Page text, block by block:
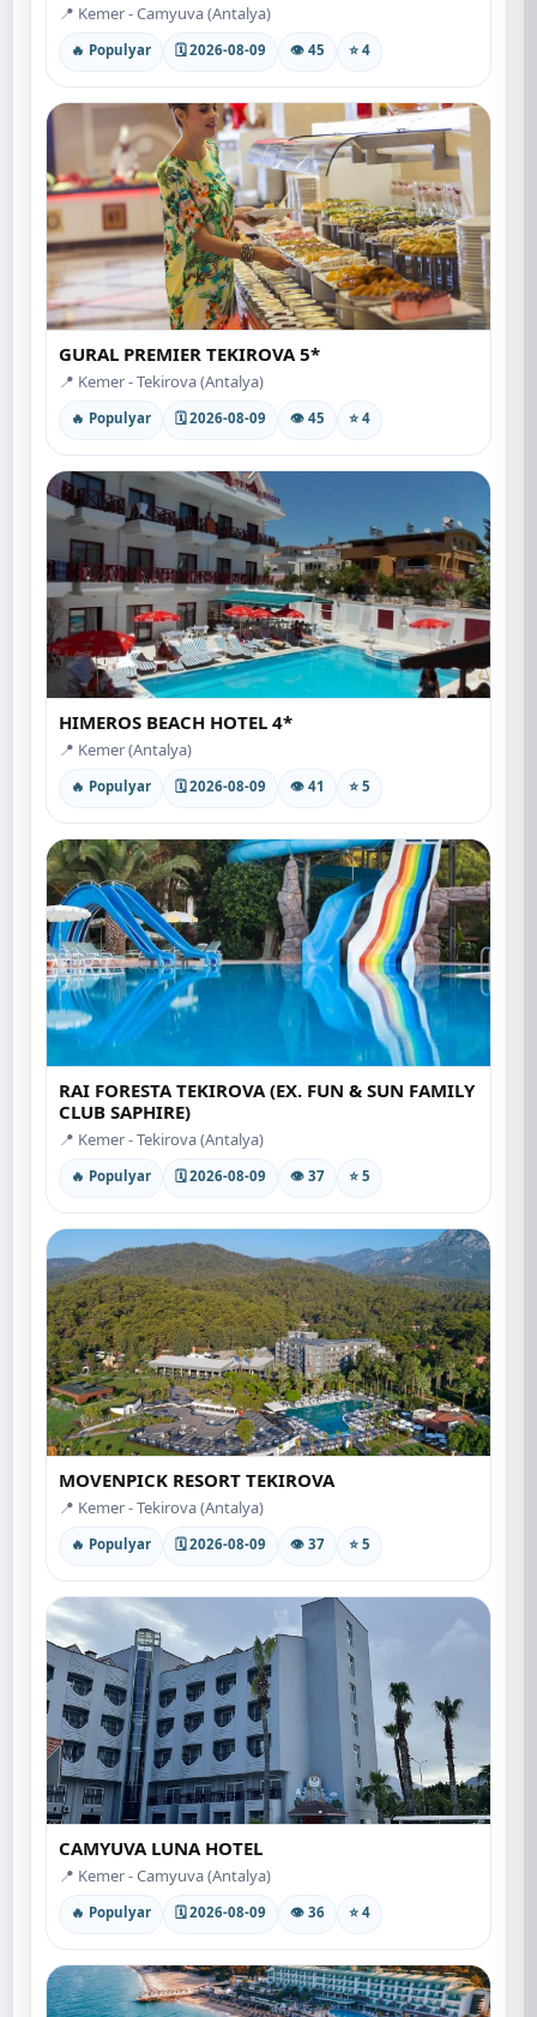
📍 Kemer - Camyuva (Antalya)
🔥 Populyar 🗓 2026-08-09 👁 45 ⭐ 4
GURAL PREMIER TEKIROVA 5*
📍 Kemer - Tekirova (Antalya)
🔥 Populyar 🗓 2026-08-09 👁 45 ⭐ 4
HIMEROS BEACH HOTEL 4*
📍 Kemer (Antalya)
🔥 Populyar 🗓 2026-08-09 👁 41 ⭐ 5
RAI FORESTA TEKIROVA (EX. FUN & SUN FAMILY
CLUB SAPHIRE)
📍 Kemer - Tekirova (Antalya)
🔥 Populyar 🗓 2026-08-09 👁 37 ⭐ 5
MOVENPICK RESORT TEKIROVA
📍 Kemer - Tekirova (Antalya)
🔥 Populyar 🗓 2026-08-09 👁 37 ⭐ 5
CAMYUVA LUNA HOTEL
📍 Kemer - Camyuva (Antalya)
🔥 Populyar 🗓 2026-08-09 👁 36 ⭐ 4